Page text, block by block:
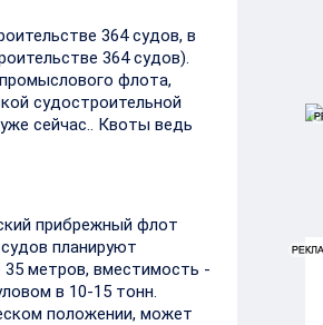
364 судов, в
364 судов).
флота,
судостроительной
сейчас.. Квоты ведь
прибрежный флот
планируют
метров, вместимость -
в 10-15 тонн.
положении, может